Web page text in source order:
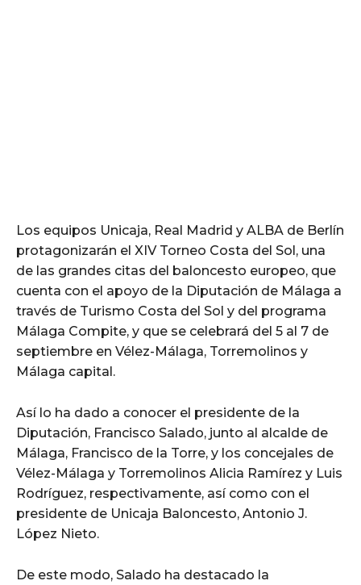
Los equipos Unicaja, Real Madrid y ALBA de Berlín
protagonizarán el XIV Torneo Costa del Sol, una
de las grandes citas del baloncesto europeo, que
cuenta con el apoyo de la Diputación de Málaga a
través de Turismo Costa del Sol y del programa
Málaga Compite, y que se celebrará del 5 al 7 de
septiembre en Vélez-Málaga, Torremolinos y
Málaga capital.
Así lo ha dado a conocer el presidente de la
Diputación, Francisco Salado, junto al alcalde de
Málaga, Francisco de la Torre, y los concejales de
Vélez-Málaga y Torremolinos Alicia Ramírez y Luis
Rodríguez, respectivamente, así como con el
presidente de Unicaja Baloncesto, Antonio J.
López Nieto.
De este modo, Salado ha destacado la